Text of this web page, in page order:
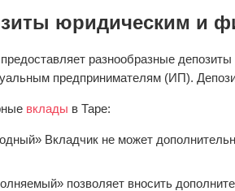
юридическим и
разнообразные
предпринимателям (ИП).
вклады в Таре:
Вкладчик не может
позволяет вносить